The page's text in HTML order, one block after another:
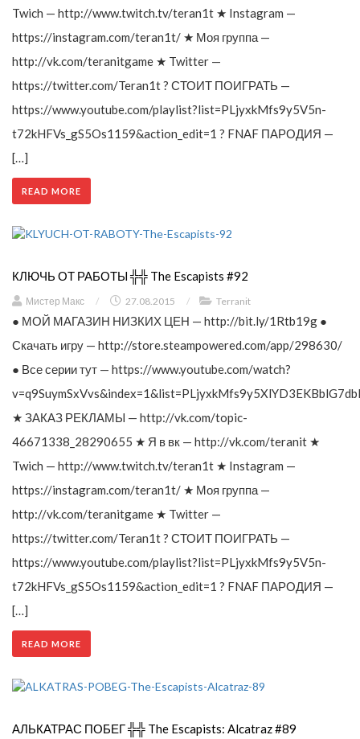
Twich — http://www.twitch.tv/teran1t ★ Instagram —
https://instagram.com/teran1t/ ★ Моя группа —
http://vk.com/teranitgame ★ Twitter —
https://twitter.com/Teran1t ? СТОИТ ПОИГРАТЬ —
https://www.youtube.com/playlist?list=PLjyxkMfs9y5V5n-
t72kHFVs_gS5Os1159&action_edit=1 ? FNAF ПАРОДИЯ —
[…]
READ MORE
КЛЮЧЬ ОТ РАБОТЫ ╬╬ The Escapists #92
Мистер Макс / 27.08.2015 / Terranit
● МОЙ МАГАЗИН НИЗКИХ ЦЕН — http://bit.ly/1Rtb19g ●
Скачать игру — http://store.steampowered.com/app/298630/
● Все серии тут — https://www.youtube.com/watch?
★ ЗАКАЗ РЕКЛАМЫ — http://vk.com/topic-
46671338_28290655 ★ Я в вк — http://vk.com/teranit ★
Twich — http://www.twitch.tv/teran1t ★ Instagram —
https://instagram.com/teran1t/ ★ Моя группа —
http://vk.com/teranitgame ★ Twitter —
https://twitter.com/Teran1t ? СТОИТ ПОИГРАТЬ —
https://www.youtube.com/playlist?list=PLjyxkMfs9y5V5n-
t72kHFVs_gS5Os1159&action_edit=1 ? FNAF ПАРОДИЯ —
[…]
READ MORE
АЛЬКАТРАС ПОБЕГ ╬╬ The Escapists: Alcatraz #89